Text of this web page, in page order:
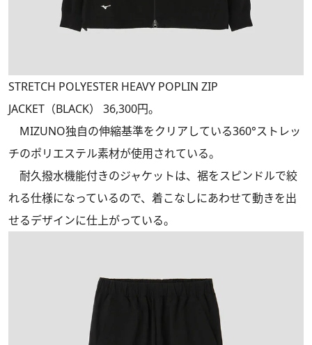
STRETCH POLYESTER HEAVY POPLIN ZIP
JACKET（BLACK） 36,300円。
MIZUNO独自の伸縮基準をクリアしている360°ストレッ
チのポリエステル素材が使用されている。
耐久撥水機能付きのジャケットは、裾をスピンドルで絞
れる仕様になっているので、着こなしにあわせて動きを出
せるデザインに仕上がっている。